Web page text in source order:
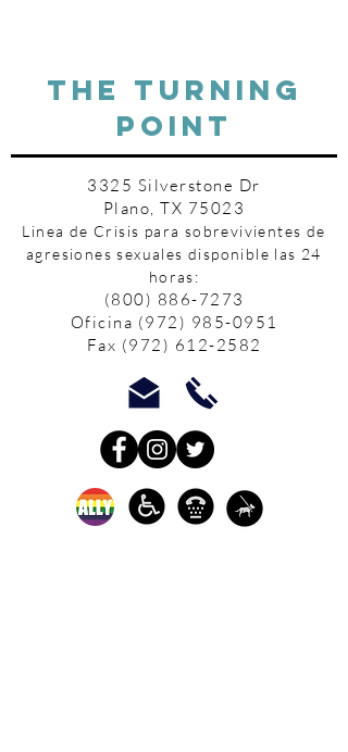
THE TURNING
POINT
3325 Silverstone Dr
Plano, TX 75023
Linea de Crisis para sobrevivientes de
agresiones sexuales disponible las 24
horas:
(800) 886-7273
Oficina (972) 985-0951
Fax (972) 612-2582